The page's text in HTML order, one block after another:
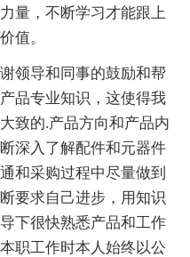
量，不断学习才能跟上
值。
领导和同事的鼓励和帮
品专业知识，这使得我
致的.产品方向和产品内
深入了解配件和元器件
和采购过程中尽量做到
要求自己进步，用知识
下很快熟悉产品和工作
职工作时本人始终以公